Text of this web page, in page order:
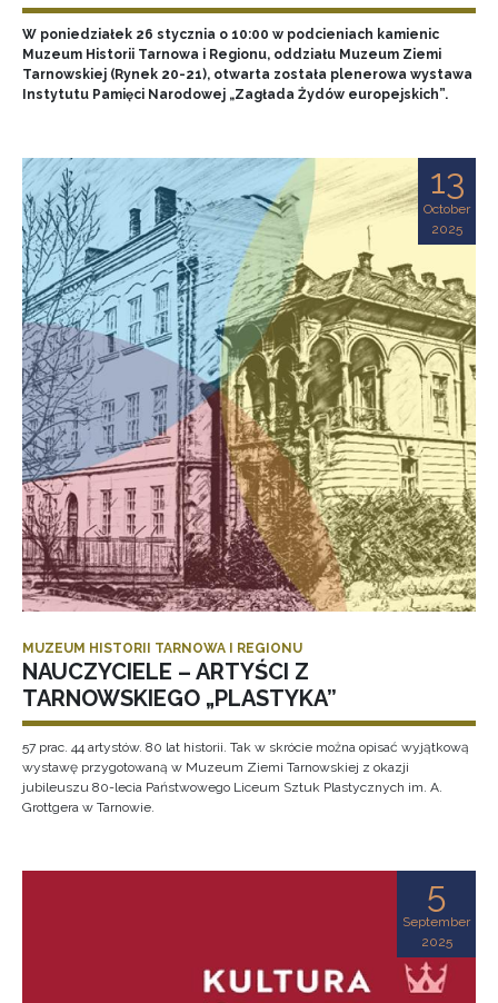
W poniedziałek 26 stycznia o 10:00 w podcieniach kamienic
Muzeum Historii Tarnowa i Regionu, oddziału Muzeum Ziemi
Tarnowskiej (Rynek 20-21), otwarta została plenerowa wystawa
Instytutu Pamięci Narodowej „Zagłada Żydów europejskich”.
13
October
2025
MUZEUM HISTORII TARNOWA I REGIONU
NAUCZYCIELE – ARTYŚCI Z
TARNOWSKIEGO „PLASTYKA”
57 prac. 44 artystów. 80 lat historii. Tak w skrócie można opisać wyjątkową
wystawę przygotowaną w Muzeum Ziemi Tarnowskiej z okazji
jubileuszu 80-lecia Państwowego Liceum Sztuk Plastycznych im. A.
Grottgera w Tarnowie.
5
September
2025